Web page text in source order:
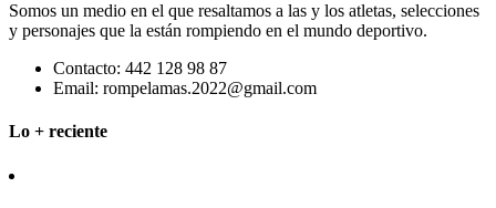
Somos un medio en el que resaltamos a las y los atletas, selecciones
y personajes que la están rompiendo en el mundo deportivo.
Contacto: 442 128 98 87
Email: rompelamas.2022@gmail.com
Lo + reciente